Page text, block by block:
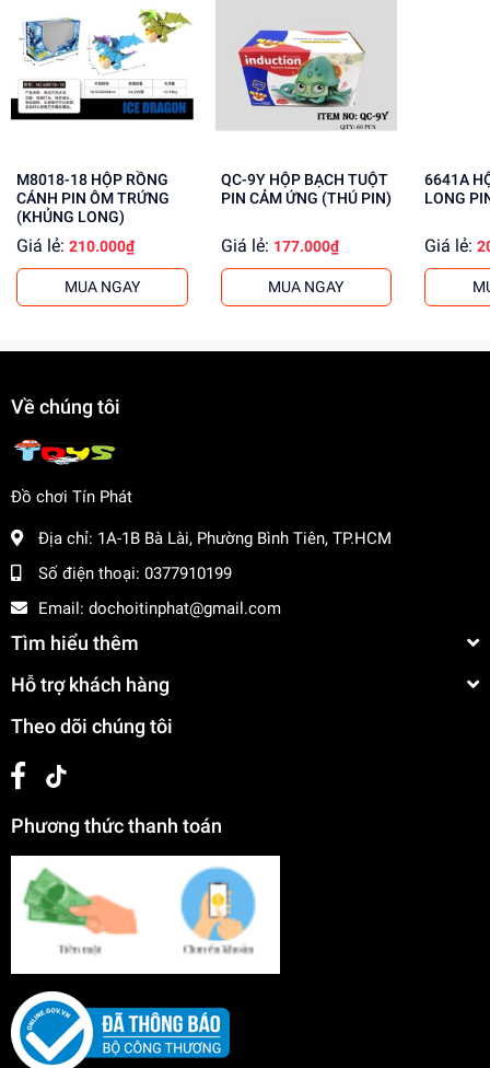
Rèn luyện kỹ năng giải quyết vấn đề
Tăng cường khả năng phối hợp tay mắt
Mua ngay tạiDochoitinphat.com, chúng tôi cung cấp giá
sỉ cho khách buôn. Liên hệ ngay để biết thêm thông tin!
M8018-18 HỘP RỒNG
CÁNH PIN ÔM TRỨNG
(KHỦNG LONG)
Giá lẻ: 210.000₫
MUA NGAY
QC-9Y HỘP BẠCH TUỘT
PIN CẢM ỨNG (THÚ PIN)
Giá lẻ: 177.000₫
MUA NGAY
6641A HỘP KHỦNG
LONG
Giá lẻ:
Về chúng tôi
Đồ chơi Tín Phát
Địa chỉ: 1A-1B Bà Lài, Phường Bình Tiên, TP.HCM
Số điện thoại: 0377910199
Email: dochoitinphat@gmail.com
Tìm hiểu thêm
Hỗ trợ khách hàng
Theo dõi chúng tôi
Phương thức thanh toán